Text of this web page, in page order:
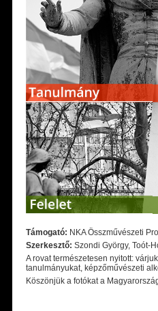
Támogató: NKA Összművészeti
Szerkesztő: Szondi György, Toót-
A rovat természetesen nyitott:
tanulmányukat, képzőművészeti
Köszönjük a fotókat a